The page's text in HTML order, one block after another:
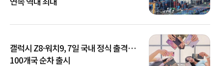
갤럭시 Z8·워치9, 7일 국내 정식 출격…
100개국 순차 출시